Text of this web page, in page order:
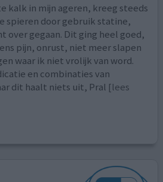
kalk in mijn ageren, kreeg steeds
spieren door gebruik statine,
over gegaan. Dit ging heel goed,
pijn, onrust, niet meer slapen
waar ik niet vrolijk van word.
en combinaties van
dit haalt niets uit, Pral [lees